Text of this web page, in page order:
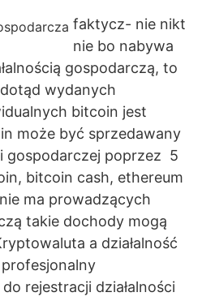
faktycz- nie nikt
nie bo nabywa
gospodarczą, to
wydanych
bitcoin jest
może być sprzedawany
gospodarczej poprzez 5
bitcoin cash, ethereum
ma prowadzących
takie dochody mogą
a działalność
rejestracji działalności